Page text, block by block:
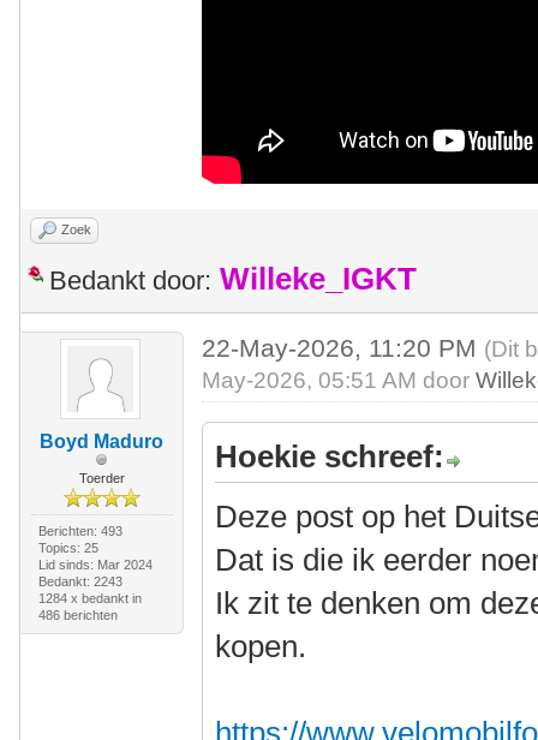
Zoek
Bedankt door: Willeke_IGKT
Boyd Maduro
Toerder
Berichten: 493
Topics: 25
Lid sinds: Mar 2024
Bedankt: 2243
1284 x bedankt in
486 berichten
22-May-2026, 11:20 PM (Dit
May-2026, 05:51 AM door
Hoekie schreef:
Deze post op het
Dat is die ik eerder
Ik zit te denken om
kopen.
https://